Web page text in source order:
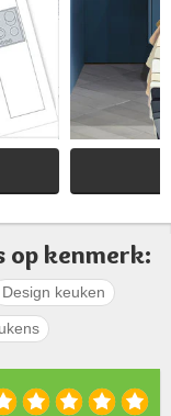
op kenmerk:
Design keuken